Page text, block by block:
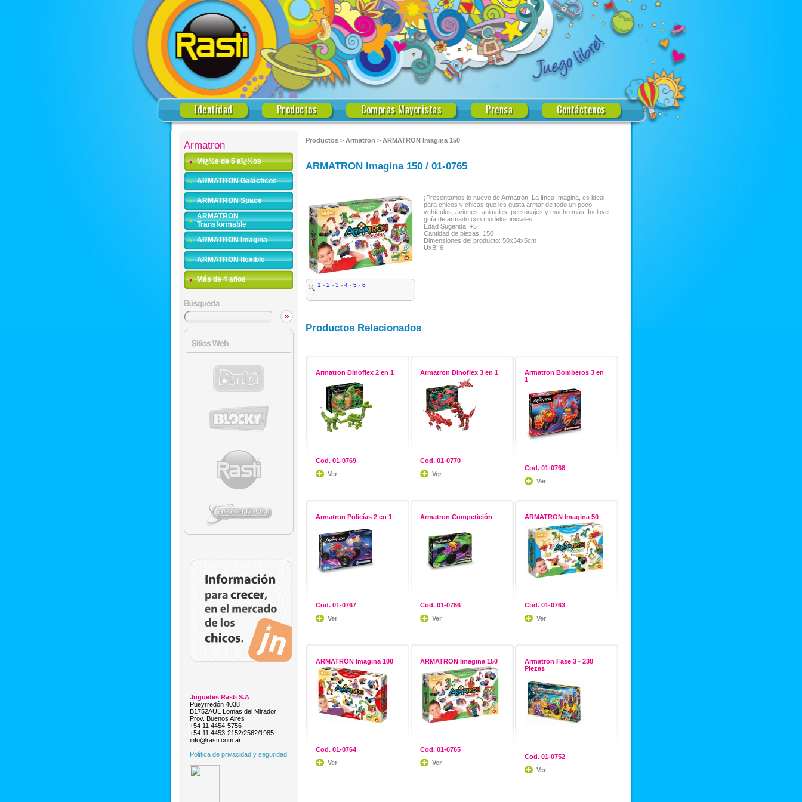
Identidad Productos Compras Mayoristas Prensa Contáctenos
Armatron
Mï¿½s de 5 aï¿½os
ARMATRON Galácticos
ARMATRON Space
ARMATRON
Transformable
ARMATRON Imagina
ARMATRON flexible
Más de 4 años
Juguetes Rasti S.A
Pueyrredón 4038
B1752AUL Lomas del Mirador
Prov. Buenos Aires
+54 11 4454-5756
+54 11 4453-2152/2562/1985
info@rasti.com.ar
Política de privacidad y seguridad
Productos > Armatron > ARMATRON Imagina 150
ARMATRON Imagina 150 / 01-0765
1 - 2 - 3 - 4 - 5 - 6
¡Presentamos lo nuevo de Armatrón! La línea Imagina, es ideal
para chicos y chicas que les gusta armar de todo un poco:
vehículos, aviones, animales, personajes y mucho más! Incluye
guía de armado con modelos iniciales.
Edad Sugerida: +5
Cantidad de piezas: 150
Dimensiones del producto: 50x34x5cm
UxB: 6
Productos Relacionados
Armatron Dinoflex 2 en 1
Cod. 01-0769
Ver
Armatron Dinoflex 3 en 1
Cod. 01-0770
Ver
Armatron Bomberos 3 en
1
Cod. 01-0768
Ver
Armatron Policías 2 en 1
Cod. 01-0767
Ver
Armatron Competición
Cod. 01-0766
Ver
ARMATRON Imagina 50
Cod. 01-0763
Ver
ARMATRON Imagina 100
Cod. 01-0764
Ver
ARMATRON Imagina 150
Cod. 01-0765
Ver
Armatron Fase 3 - 230
Piezas
Cod. 01-0752
Ver